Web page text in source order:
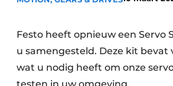
Vacature aanmelden
Vacatures
Video’s
Festo heeft opnieuw een Servo
u samengesteld. Deze kit bevat
wat u nodig heeft om onze